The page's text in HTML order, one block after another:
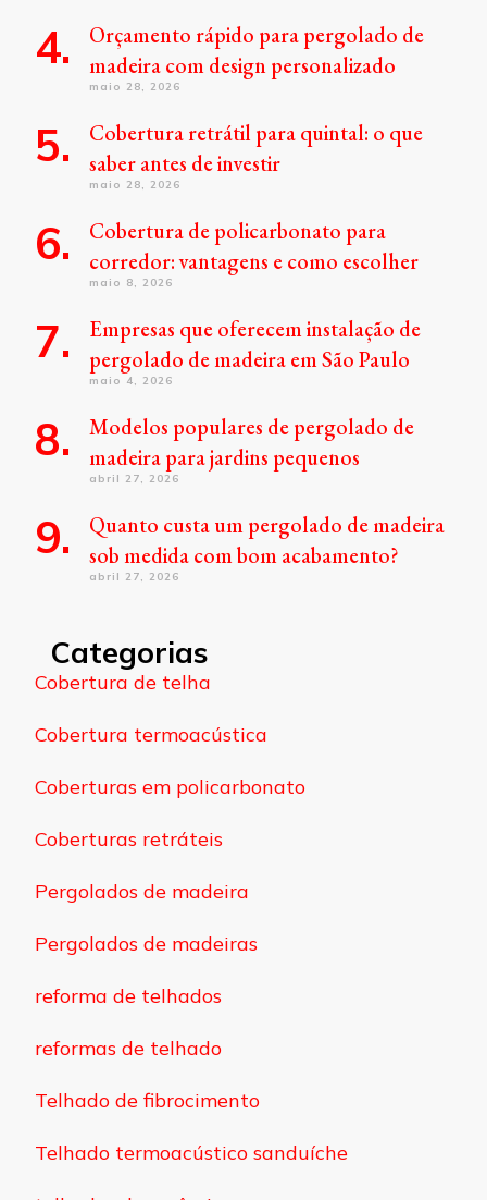
Orçamento rápido para pergolado de
madeira com design personalizado
maio 28, 2026
Cobertura retrátil para quintal: o que
saber antes de investir
maio 28, 2026
Cobertura de policarbonato para
corredor: vantagens e como escolher
maio 8, 2026
Empresas que oferecem instalação de
pergolado de madeira em São Paulo
maio 4, 2026
Modelos populares de pergolado de
madeira para jardins pequenos
abril 27, 2026
Quanto custa um pergolado de madeira
sob medida com bom acabamento?
abril 27, 2026
Categorias
Cobertura de telha
Cobertura termoacústica
Coberturas em policarbonato
Coberturas retráteis
Pergolados de madeira
Pergolados de madeiras
reforma de telhados
reformas de telhado
Telhado de fibrocimento
Telhado termoacústico sanduíche